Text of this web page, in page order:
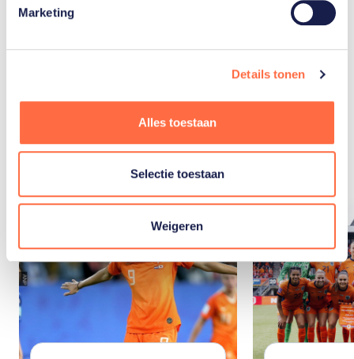
Marketing
Details tonen
Alles toestaan
Selectie toestaan
Weigeren
Gerelateerde
artikelen
Toon alle